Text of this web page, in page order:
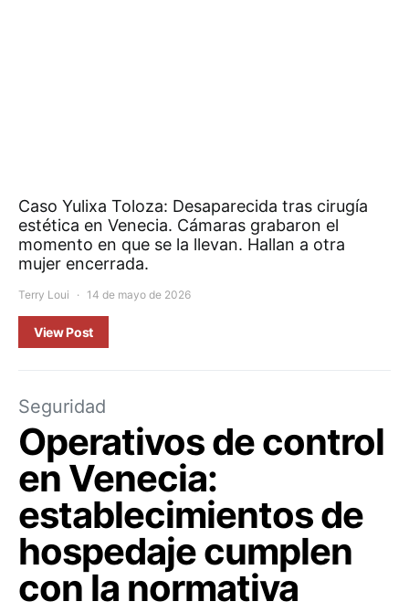
Caso Yulixa Toloza: Desaparecida tras cirugía
estética en Venecia. Cámaras grabaron el
momento en que se la llevan. Hallan a otra
mujer encerrada.
Terry Loui 14 de mayo de 2026
View Post
Seguridad
Operativos de control
en Venecia:
establecimientos de
hospedaje cumplen
con la normativa